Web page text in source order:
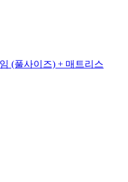
(풀사이즈) + 매트리스